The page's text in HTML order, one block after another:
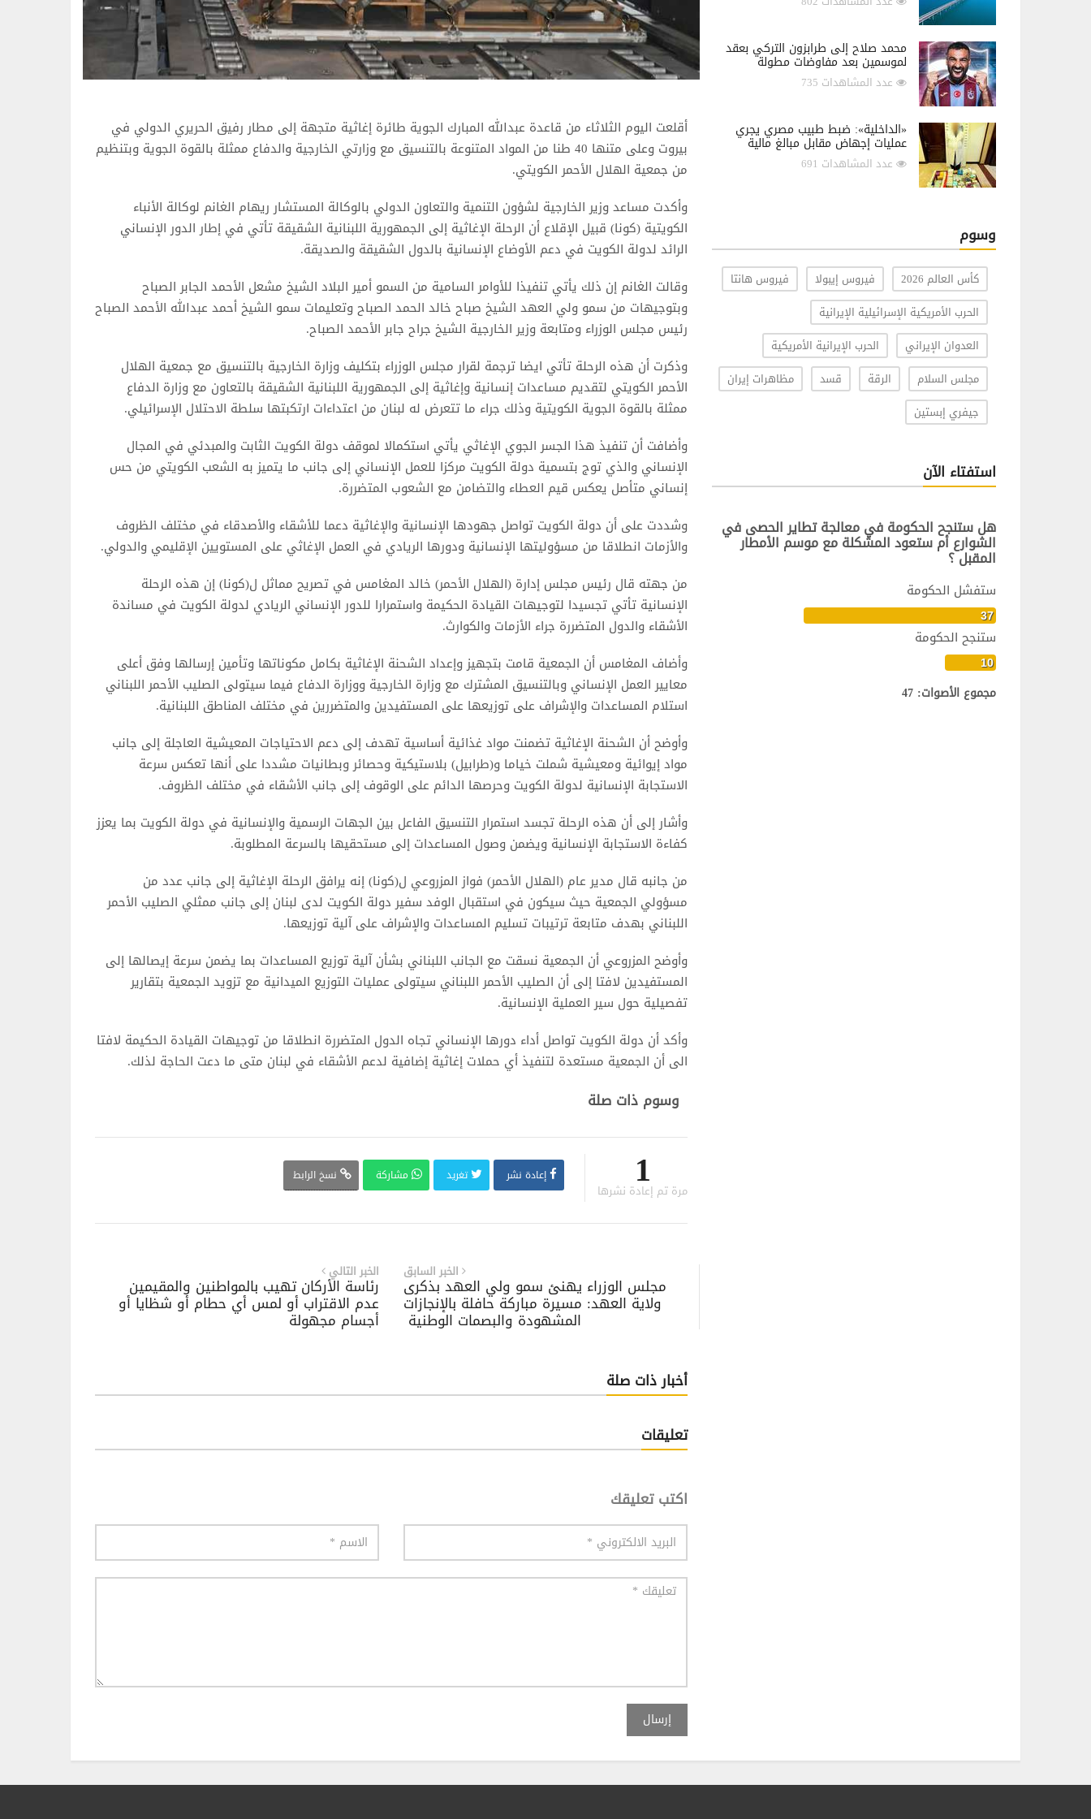
أقلعت اليوم الثلاثاء من قاعدة عبدالله المبارك الجوية طائرة إغاثية متجهة إلى مطار رفيق الحريري الدولي في
بيروت وعلى متنها 40 طنا من المواد المتنوعة بالتنسيق مع وزارتي الخارجية والدفاع ممثلة بالقوة الجوية وبتنظيم
من جمعية الهلال الأحمر الكويتي.
وأكدت مساعد وزير الخارجية لشؤون التنمية والتعاون الدولي بالوكالة المستشار ريهام الغانم لوكالة الأنباء
الكويتية (كونا) قبيل الإقلاع أن الرحلة الإغاثية إلى الجمهورية اللبنانية الشقيقة تأتي في إطار الدور الإنساني
الرائد لدولة الكويت في دعم الأوضاع الإنسانية بالدول الشقيقة والصديقة.
وقالت الغانم إن ذلك يأتي تنفيذا للأوامر السامية من السمو أمير البلاد الشيخ مشعل الأحمد الجابر الصباح
وبتوجيهات من سمو ولي العهد الشيخ صباح خالد الحمد الصباح وتعليمات سمو الشيخ أحمد عبدالله الأحمد الصباح
رئيس مجلس الوزراء ومتابعة وزير الخارجية الشيخ جراح جابر الأحمد الصباح.
وذكرت أن هذه الرحلة تأتي ايضا ترجمة لقرار مجلس الوزراء بتكليف وزارة الخارجية بالتنسيق مع جمعية الهلال
الأحمر الكويتي لتقديم مساعدات إنسانية وإغاثية إلى الجمهورية اللبنانية الشقيقة بالتعاون مع وزارة الدفاع
ممثلة بالقوة الجوية الكويتية وذلك جراء ما تتعرض له لبنان من اعتداءات ارتكبتها سلطة الاحتلال الإسرائيلي.
وأضافت أن تنفيذ هذا الجسر الجوي الإغاثي يأتي استكمالا لموقف دولة الكويت الثابت والمبدئي في المجال
الإنساني والذي توج بتسمية دولة الكويت مركزا للعمل الإنساني إلى جانب ما يتميز به الشعب الكويتي من حس
إنساني متأصل يعكس قيم العطاء والتضامن مع الشعوب المتضررة.
وشددت على أن دولة الكويت تواصل جهودها الإنسانية والإغاثية دعما للأشقاء والأصدقاء في مختلف الظروف
والأزمات انطلاقا من مسؤوليتها الإنسانية ودورها الريادي في العمل الإغاثي على المستويين الإقليمي والدولي.
من جهته قال رئيس مجلس إدارة (الهلال الأحمر) خالد المغامس في تصريح مماثل ل(كونا) إن هذه الرحلة
الإنسانية تأتي تجسيدا لتوجيهات القيادة الحكيمة واستمرارا للدور الإنساني الريادي لدولة الكويت في مساندة
الأشقاء والدول المتضررة جراء الأزمات والكوارث.
وأضاف المغامس أن الجمعية قامت بتجهيز وإعداد الشحنة الإغاثية بكامل مكوناتها وتأمين إرسالها وفق أعلى
معايير العمل الإنساني وبالتنسيق المشترك مع وزارة الخارجية ووزارة الدفاع فيما سيتولى الصليب الأحمر اللبناني
استلام المساعدات والإشراف على توزيعها على المستفيدين والمتضررين في مختلف المناطق اللبنانية.
وأوضح أن الشحنة الإغاثية تضمنت مواد غذائية أساسية تهدف إلى دعم الاحتياجات المعيشية العاجلة إلى جانب
مواد إيوائية ومعيشية شملت خياما و(طرابيل) بلاستيكية وحصائر وبطانيات مشددا على أنها تعكس سرعة
الاستجابة الإنسانية لدولة الكويت وحرصها الدائم على الوقوف إلى جانب الأشقاء في مختلف الظروف.
وأشار إلى أن هذه الرحلة تجسد استمرار التنسيق الفاعل بين الجهات الرسمية والإنسانية في دولة الكويت بما يعزز
كفاءة الاستجابة الإنسانية ويضمن وصول المساعدات إلى مستحقيها بالسرعة المطلوبة.
من جانبه قال مدير عام (الهلال الأحمر) فواز المزروعي ل(كونا) إنه يرافق الرحلة الإغاثية إلى جانب عدد من
مسؤولي الجمعية حيث سيكون في استقبال الوفد سفير دولة الكويت لدى لبنان إلى جانب ممثلي الصليب الأحمر
اللبناني بهدف متابعة ترتيبات تسليم المساعدات والإشراف على آلية توزيعها.
وأوضح المزروعي أن الجمعية نسقت مع الجانب اللبناني بشأن آلية توزيع المساعدات بما يضمن سرعة إيصالها إلى
المستفيدين لافتا إلى أن الصليب الأحمر اللبناني سيتولى عمليات التوزيع الميدانية مع تزويد الجمعية بتقارير
تفصيلية حول سير العملية الإنسانية.
وأكد أن دولة الكويت تواصل أداء دورها الإنساني تجاه الدول المتضررة انطلاقا من توجيهات القيادة الحكيمة لافتا
الى أن الجمعية مستعدة لتنفيذ أي حملات إغاثية إضافية لدعم الأشقاء في لبنان متى ما دعت الحاجة لذلك.
وسوم ذات صلة
1
مرة تم إعادة نشرها
إعادة نشر تغريد مشاركة نسخ الرابط
الخبر التالي
رئاسة الأركان تهيب بالمواطنين والمقيمين
عدم الاقتراب أو لمس أي حطام أو شظايا أو
أجسام مجهولة
الخبر السابق
‏مجلس الوزراء‬⁩ يهنئ سمو ولي العهد بذكرى
ولاية العهد: مسيرة مباركة حافلة بالإنجازات
المشهودة والبصمات الوطنية ‏
أخبار ذات صلة
تعليقات
اكتب تعليقك
إرسال
محمد صلاح إلى طرابزون التركي بعقد
لموسمين بعد مفاوضات مطولة
عدد المشاهدات 735
«الداخلية»: ضبط طبيب مصري يجري
عمليات إجهاض مقابل مبالغ مالية
عدد المشاهدات 691
وسوم
كأس العالم 2026 فيروس إيبولا
فيروس هانتا
الحرب الأمريكية الإسرائيلية الإيرانية
العدوان الإيراني
الحرب الإيرانية الأمريكية
مجلس السلام
الرقة قسد
مظاهرات إيران
جيفري إبستين
استفتاء الآن
هل ستنجح الحكومة في معالجة تطاير الحصى في
الشوارع أم ستعود المشكلة مع موسم الأمطار
المقبل ؟
ستفشل الحكومة
37
ستنجح الحكومة
10
مجموع الأصوات: 47